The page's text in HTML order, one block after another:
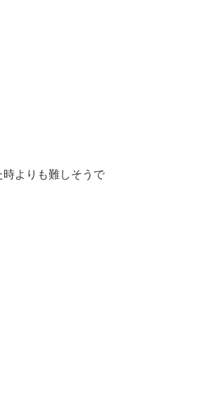
よりも難しそうで